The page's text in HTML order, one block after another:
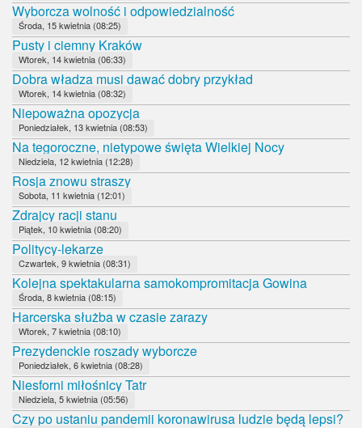
Wyborcza wolność i odpowiedzialność
Środa, 15 kwietnia (08:25)
Pusty i ciemny Kraków
Wtorek, 14 kwietnia (06:33)
Dobra władza musi dawać dobry przykład
Wtorek, 14 kwietnia (08:32)
Niepoważna opozycja
Poniedziałek, 13 kwietnia (08:53)
Na tegoroczne, nietypowe święta Wielkiej Nocy
Niedziela, 12 kwietnia (12:28)
Rosja znowu straszy
Sobota, 11 kwietnia (12:01)
Zdrajcy racji stanu
Piątek, 10 kwietnia (08:20)
Politycy-lekarze
Czwartek, 9 kwietnia (08:31)
Kolejna spektakularna samokompromitacja Gowina
Środa, 8 kwietnia (08:15)
Harcerska służba w czasie zarazy
Wtorek, 7 kwietnia (08:10)
Prezydenckie roszady wyborcze
Poniedziałek, 6 kwietnia (08:28)
Niesforni miłośnicy Tatr
Niedziela, 5 kwietnia (05:56)
Czy po ustaniu pandemii koronawirusa ludzie będą lepsi?